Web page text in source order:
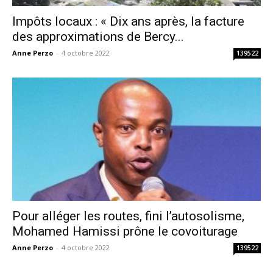
Impôts locaux : « Dix ans après, la facture
des approximations de Bercy...
Anne Perzo - 4 octobre 2022 139522
Pour alléger les routes, fini l’autosolisme,
Mohamed Hamissi prône le covoiturage
Anne Perzo - 4 octobre 2022 139522